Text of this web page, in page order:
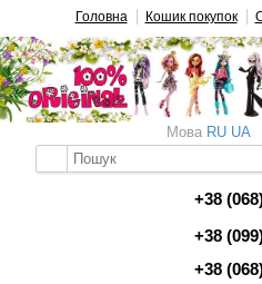
Головна Кошик покупок
Мова RU UA
+38
+38
+38